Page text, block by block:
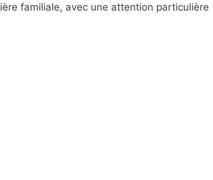
familiale, avec une attention particulière